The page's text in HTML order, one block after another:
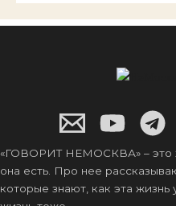
«ГОВОРИТ НЕМОСКВА» – это
она есть. Про нее
которые знают, как эта